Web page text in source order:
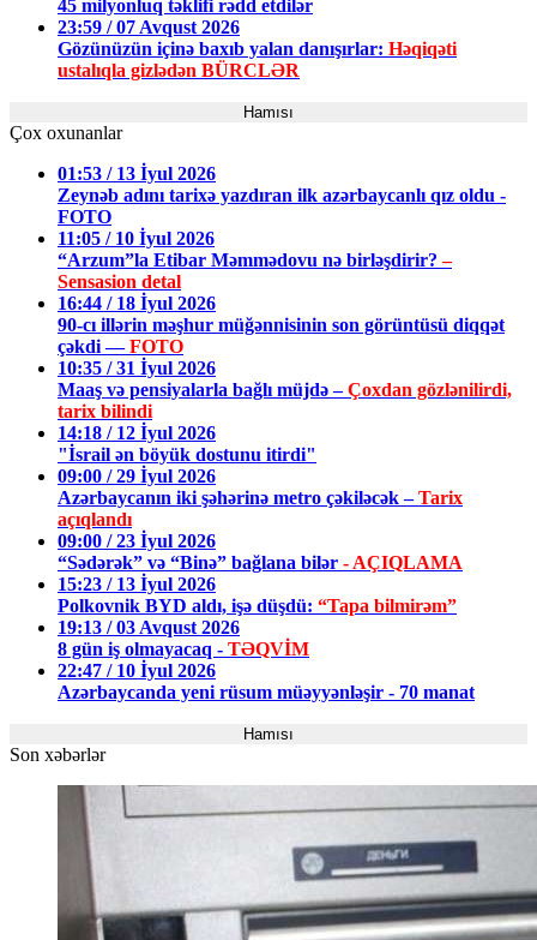
45 milyonluq təklifi rədd etdilər
23:59 / 07 Avqust 2026
Gözünüzün içinə baxıb yalan danışırlar: Həqiqəti
ustalıqla gizlədən BÜRCLƏR
Hamısı
Çox oxunanlar
01:53 / 13 İyul 2026
Zeynəb adını tarixə yazdıran ilk azərbaycanlı qız oldu -
FOTO
11:05 / 10 İyul 2026
“Arzum”la Etibar Məmmədovu nə birləşdirir?–
Sensasion detal
16:44 / 18 İyul 2026
90-cı illərin məşhur müğənnisinin son görüntüsü diqqət
çəkdi —FOTO
10:35 / 31 İyul 2026
Maaş və pensiyalarla bağlı müjdə –Çoxdan gözlənilirdi,
tarix bilindi
14:18 / 12 İyul 2026
"İsrail ən böyük dostunu itirdi"
09:00 / 29 İyul 2026
Azərbaycanın iki şəhərinə metro çəkiləcək –Tarix
açıqlandı
09:00 / 23 İyul 2026
“Sədərək” və “Binə” bağlana bilər - AÇIQLAMA
15:23 / 13 İyul 2026
Polkovnik BYD aldı, işə düşdü: “Tapa bilmirəm”
19:13 / 03 Avqust 2026
8 gün iş olmayacaq - TƏQVİM
22:47 / 10 İyul 2026
Azərbaycanda yeni rüsum müəyyənləşir - 70 manat
Hamısı
Son xəbərlər